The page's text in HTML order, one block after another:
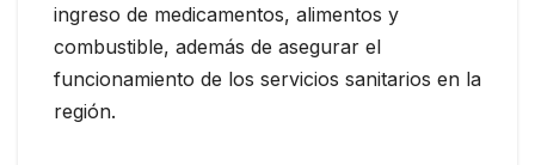
ingreso de medicamentos, alimentos y
combustible, además de asegurar el
funcionamiento de los servicios sanitarios en la
región.